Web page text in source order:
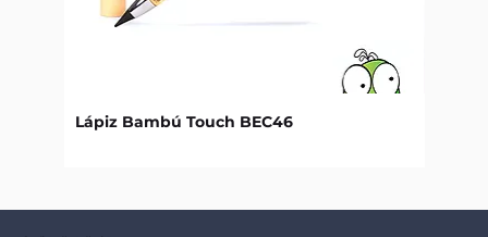
Lápiz Bambú Touch BEC46